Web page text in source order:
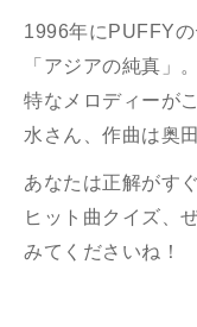
1996年にPUFFY
「アジアの純真」
特なメロディーが
水さん、作曲は奥
あなたは正解がす
ヒット曲クイズ、
みてくださいね！